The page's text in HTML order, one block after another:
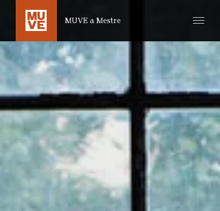
SALTA AL CONTENUTO PRINCIPALE
MUVE a Mestre